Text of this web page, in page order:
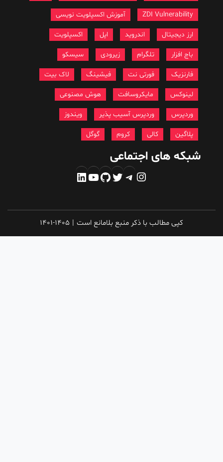
ZDI Vulnerability آموزش اکسپلویت نویسی
ارز دیجیتال اندروید اکسپلویت
باج افزار تلگرام زیرودی سیسکو
فارنزیک فورتی نت فیشینگ لاک بیت
لینوکس مایکروسافت هوش مصنوعی
وردپرس وردپرس آسیب پذیر ویندوز
پلاگین
شبکه های اجتماعی
اینستاگرم
تلگرام
توییتر
گیت‌هاب
یوتیوب
لینکداین
کپی مطالب با ذکر منبع بلامانع است |
1401-1405